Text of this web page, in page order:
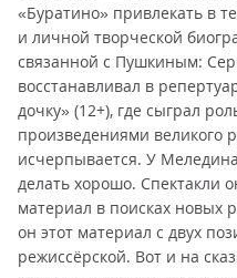
«Буратино» привлекать в
и личной творческой
связанной с Пушкиным:
восстанавливал в
дочку» (12+), где сыграл
произведениями великого
исчерпывается. У
делать хорошо. Спектакли
материал в поисках новых
он этот материал с двух
режиссёрской. Вот и на